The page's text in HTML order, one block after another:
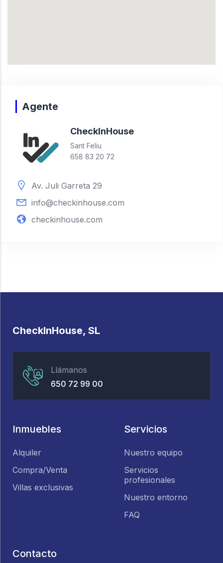
Agente
CheckInHouse
Sant Feliu
658 83 20 72
Av. Juli Garreta 29
info@checkinhouse.com
checkinhouse.com
CheckInHouse, SL
Llámanos
650 72 99 00
Inmuebles
Alquiler
Compra/Venta
Villas exclusivas
Servicios
Nuestro equipo
Servicios
profesionales
Nuestro entorno
FAQ
Contacto